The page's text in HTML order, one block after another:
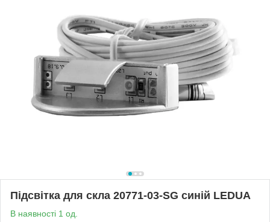
Підсвітка для скла 20771-03-SG синій LEDUA
В наявності 1 од.